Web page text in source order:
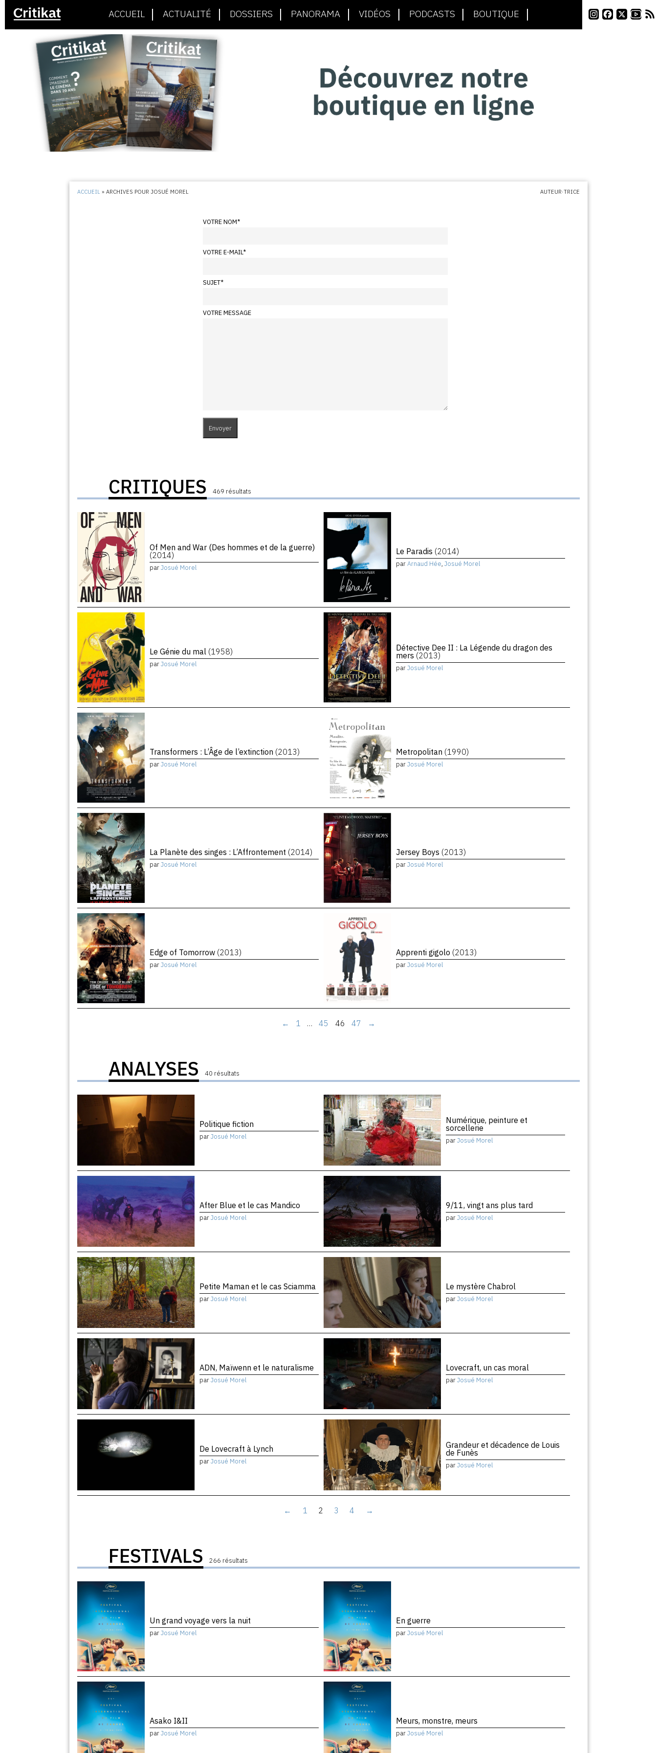
ACCUEIL ACTUALITÉ DOSSIERS PANORAMA VIDÉOS PODCASTS BOUTIQUE
ACCUEIL »ARCHIVES POUR JOSUÉ MOREL AUTEUR·TRICE
VOTRE NOM*
VOTRE E-MAIL*
SUJET*
VOTRE MESSAGE
CRITIQUES 469 résultats
Of Men and War (Des hommes et de la guerre)
(2014)
parJosué Morel
Le Paradis (2014)
parArnaud Hée, Josué Morel
Le Génie du mal (1958)
parJosué Morel
Détective Dee II : La Légende du dragon des
mers (2013)
parJosué Morel
Transformers : L’Âge de l’extinction (2013)
parJosué Morel
Metropolitan (1990)
parJosué Morel
La Planète des singes : L’Affrontement (2014)
parJosué Morel
Jersey Boys (2013)
parJosué Morel
Edge of Tomorrow (2013)
parJosué Morel
Apprenti gigolo (2013)
parJosué Morel
← 1 … 45 46 47 →
ANALYSES 40 résultats
Politique fiction
parJosué Morel
Numérique, peinture et
sorcellerie
parJosué Morel
After Blue et le cas Mandico
parJosué Morel
9/11, vingt ans plus tard
parJosué Morel
Petite Maman et le cas Sciamma
parJosué Morel
Le mystère Chabrol
parJosué Morel
ADN, Maïwenn et le naturalisme
parJosué Morel
Lovecraft, un cas moral
parJosué Morel
De Lovecraft à Lynch
parJosué Morel
Grandeur et décadence de Louis
de Funès
parJosué Morel
← 1 2 3 4 →
FESTIVALS 266 résultats
Un grand voyage vers la nuit
parJosué Morel
En guerre
parJosué Morel
Asako I&II
parJosué Morel
Meurs, monstre, meurs
parJosué Morel